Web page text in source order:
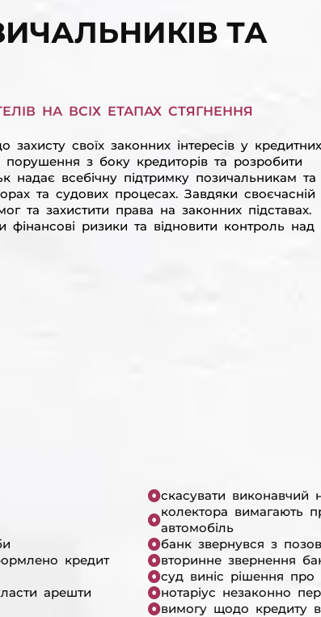
ТА
НА ВСІХ ЕТАПАХ СТЯГНЕННЯ
своїх законних інтересів у кредитних
з боку кредиторів та розробити
надає всебічну підтримку позичальникам та
та судових процесах. Завдяки своєчасній
та захистити права на законних підставах.
фінансові ризики та відновити контроль над
кредит
арешти
скасувати виконавчий
колектора вимагають
автомобіль
банк звернувся з
вторинне звернення
суд виніс рішення про
нотаріус незаконно
вимогу щодо кредиту